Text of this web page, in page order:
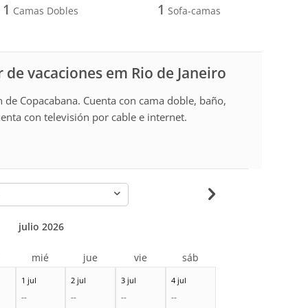
1 Camas Dobles 1 Sofa-camas
vacaciones em Rio de Janeiro
Copacabana. Cuenta con cama doble, baño,
con televisión por cable e internet.
1 jul
--
2 jul
--
3 jul
--
4 jul
--
julio 2026
mié jue vie sáb